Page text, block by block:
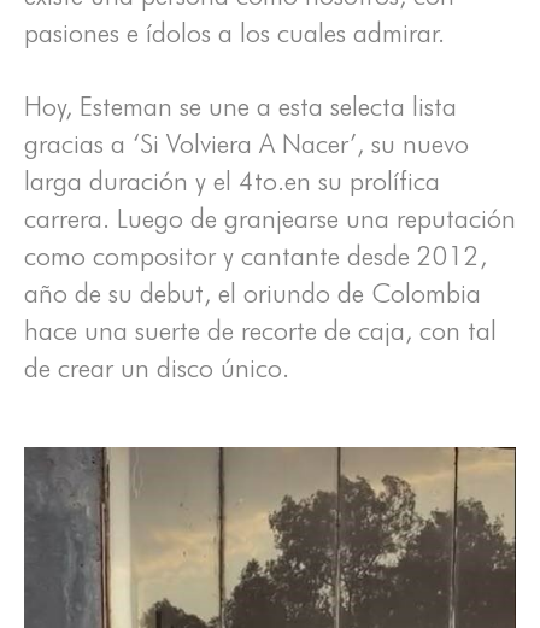
pasiones e ídolos a los cuales admirar.
Hoy, Esteman se une a esta selecta lista
gracias a ‘Si Volviera A Nacer’, su nuevo
larga duración y el 4to.en su prolífica
carrera. Luego de granjearse una reputación
como compositor y cantante desde 2012,
año de su debut, el oriundo de Colombia
hace una suerte de recorte de caja, con tal
de crear un disco único.